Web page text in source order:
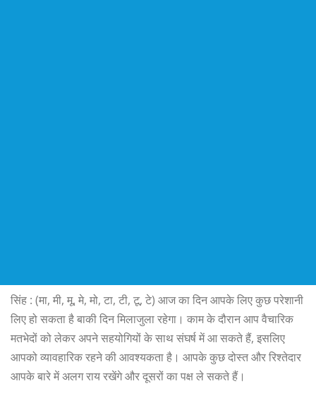
सिंह : (मा, मी, मू, मे, मो, टा, टी, टू, टे) आज का दिन आपके लिए कुछ परेशानी
लिए हो सकता है बाकी दिन मिलाजुला रहेगा। काम के दौरान आप वैचारिक
मतभेदों को लेकर अपने सहयोगियों के साथ संघर्ष में आ सकते हैं, इसलिए
आपको व्यावहारिक रहने की आवश्यकता है। आपके कुछ दोस्त और रिश्तेदार
आपके बारे में अलग राय रखेंगे और दूसरों का पक्ष ले सकते हैं।